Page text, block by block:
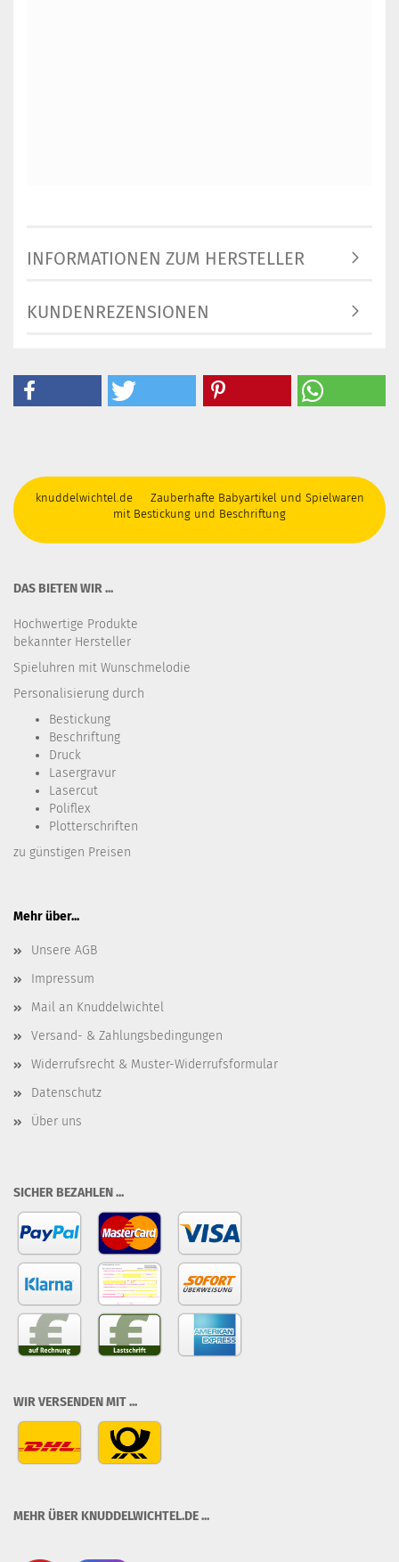
INFORMATIONEN ZUM HERSTELLER
KUNDENREZENSIONEN
knuddelwichtel.de Zauberhafte Babyartikel und Spielwaren
mit Bestickung und Beschriftung
DAS BIETEN WIR ...
Hochwertige Produkte
bekannter Hersteller
Spieluhren mit Wunschmelodie
Personalisierung durch
Bestickung​
Beschriftung
Druck
Lasergravur
Lasercut
Poliflex
Plotterschriften
zu günstigen Preisen
Mehr über...
Unsere AGB
Impressum
Mail an Knuddelwichtel
Versand- & Zahlungsbedingungen
Widerrufsrecht & Muster-Widerrufsformular
Datenschutz
Über uns
SICHER BEZAHLEN ...
WIR VERSENDEN MIT ...
MEHR ÜBER KNUDDELWICHTEL.DE ...